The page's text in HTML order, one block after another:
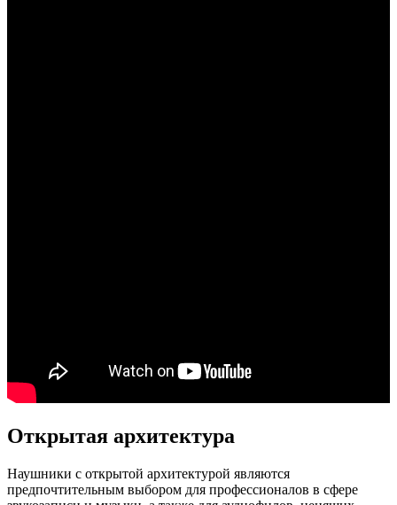
Открытая архитектура
Наушники с открытой архитектурой являются
предпочтительным выбором для профессионалов в сфере